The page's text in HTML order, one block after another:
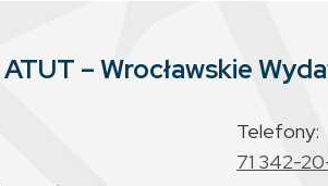
– Wrocławskie
Telefony:
71 342-